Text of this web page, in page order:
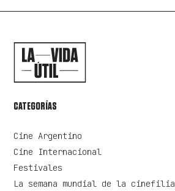
CATEGORÍAS
Cine Argentino
Cine Internacional
Festivales
La semana mundial de la cinefilia